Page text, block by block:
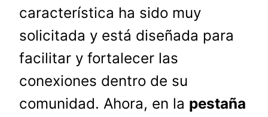
característica ha sido muy
solicitada y está diseñada para
facilitar y fortalecer las
conexiones dentro de su
comunidad. Ahora, en la pestaña